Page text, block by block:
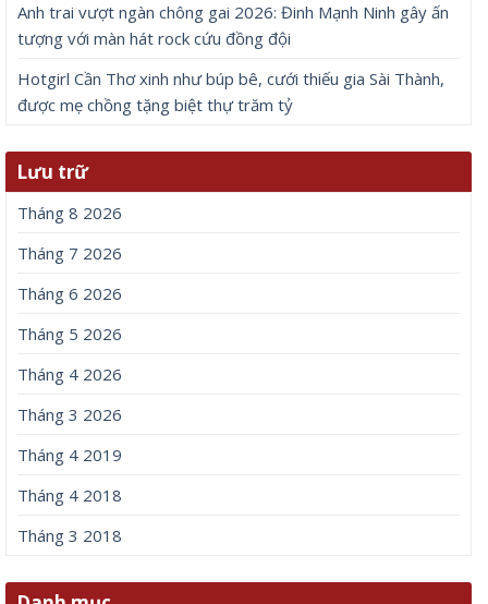
Anh trai vượt ngàn chông gai 2026: Đinh Mạnh Ninh gây ấn
tượng với màn hát rock cứu đồng đội
Hotgirl Cần Thơ xinh như búp bê, cưới thiếu gia Sài Thành,
được mẹ chồng tặng biệt thự trăm tỷ
Lưu trữ
Tháng 8 2026
Tháng 7 2026
Tháng 6 2026
Tháng 5 2026
Tháng 4 2026
Tháng 3 2026
Tháng 4 2019
Tháng 4 2018
Tháng 3 2018